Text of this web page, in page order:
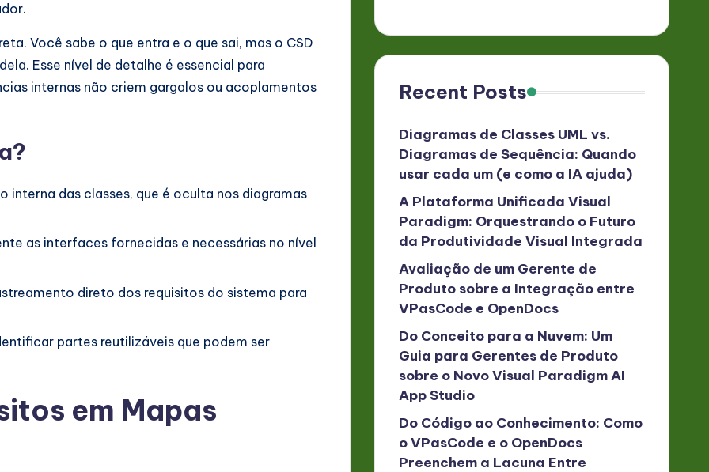
Você sabe o que entra e o que sai, mas o CSD
Esse nível de detalhe é essencial para
internas não criem gargalos ou acoplamentos
interna das classes, que é oculta nos diagramas
as interfaces fornecidas e necessárias no nível
direto dos requisitos do sistema para
partes reutilizáveis que podem ser
em Mapas
Recent Posts
Diagramas de Classes UML vs.
Diagramas de Sequência: Quando
usar cada um (e como a IA ajuda)
A Plataforma Unificada Visual
Paradigm: Orquestrando o Futuro
da Produtividade Visual Integrada
Avaliação de um Gerente de
Produto sobre a Integração entre
VPasCode e OpenDocs
Do Conceito para a Nuvem: Um
Guia para Gerentes de Produto
sobre o Novo Visual Paradigm AI
App Studio
Do Código ao Conhecimento: Como
o VPasCode e o OpenDocs
Preenchem a Lacuna Entre